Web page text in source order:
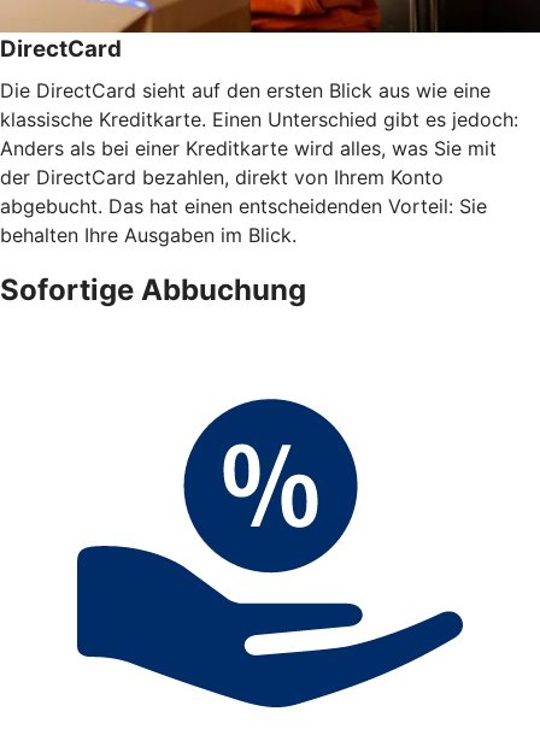
DirectCard
Die DirectCard sieht auf den ersten Blick aus wie eine
klassische Kreditkarte. Einen Unterschied gibt es jedoch:
Anders als bei einer Kreditkarte wird alles, was Sie mit
der DirectCard bezahlen, direkt von Ihrem Konto
abgebucht. Das hat einen entscheidenden Vorteil: Sie
behalten Ihre Ausgaben im Blick.
Sofortige Abbuchung